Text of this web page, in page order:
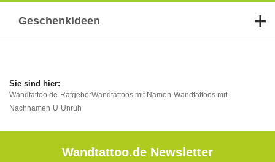
Geschenkideen
Wandtattoo.de RatgeberWandtattoos mit Namen Wandtattoos mit
Nachnamen U Unruh
Wandtattoo.de Newsletter